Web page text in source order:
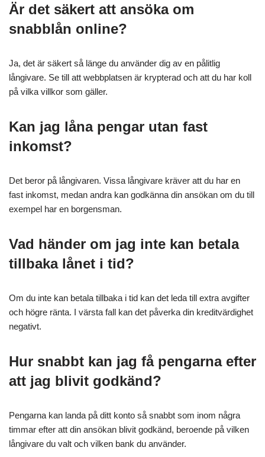
Är det säkert att ansöka om
snabblån online?
Ja, det är säkert så länge du använder dig av en pålitlig
långivare. Se till att webbplatsen är krypterad och att du har koll
på vilka villkor som gäller.
Kan jag låna pengar utan fast
inkomst?
Det beror på långivaren. Vissa långivare kräver att du har en
fast inkomst, medan andra kan godkänna din ansökan om du till
exempel har en borgensman.
Vad händer om jag inte kan betala
tillbaka lånet i tid?
Om du inte kan betala tillbaka i tid kan det leda till extra avgifter
och högre ränta. I värsta fall kan det påverka din kreditvärdighet
negativt.
Hur snabbt kan jag få pengarna efter
att jag blivit godkänd?
Pengarna kan landa på ditt konto så snabbt som inom några
timmar efter att din ansökan blivit godkänd, beroende på vilken
långivare du valt och vilken bank du använder.